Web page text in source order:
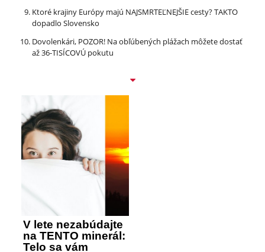
Ktoré krajiny Európy majú NAJSMRTEĽNEJŠIE cesty? TAKTO
dopadlo Slovensko
Dovolenkári, POZOR! Na obľúbených plážach môžete dostať
až 36-TISÍCOVÚ pokutu
V lete nezabúdajte
na TENTO minerál:
Telo sa vám